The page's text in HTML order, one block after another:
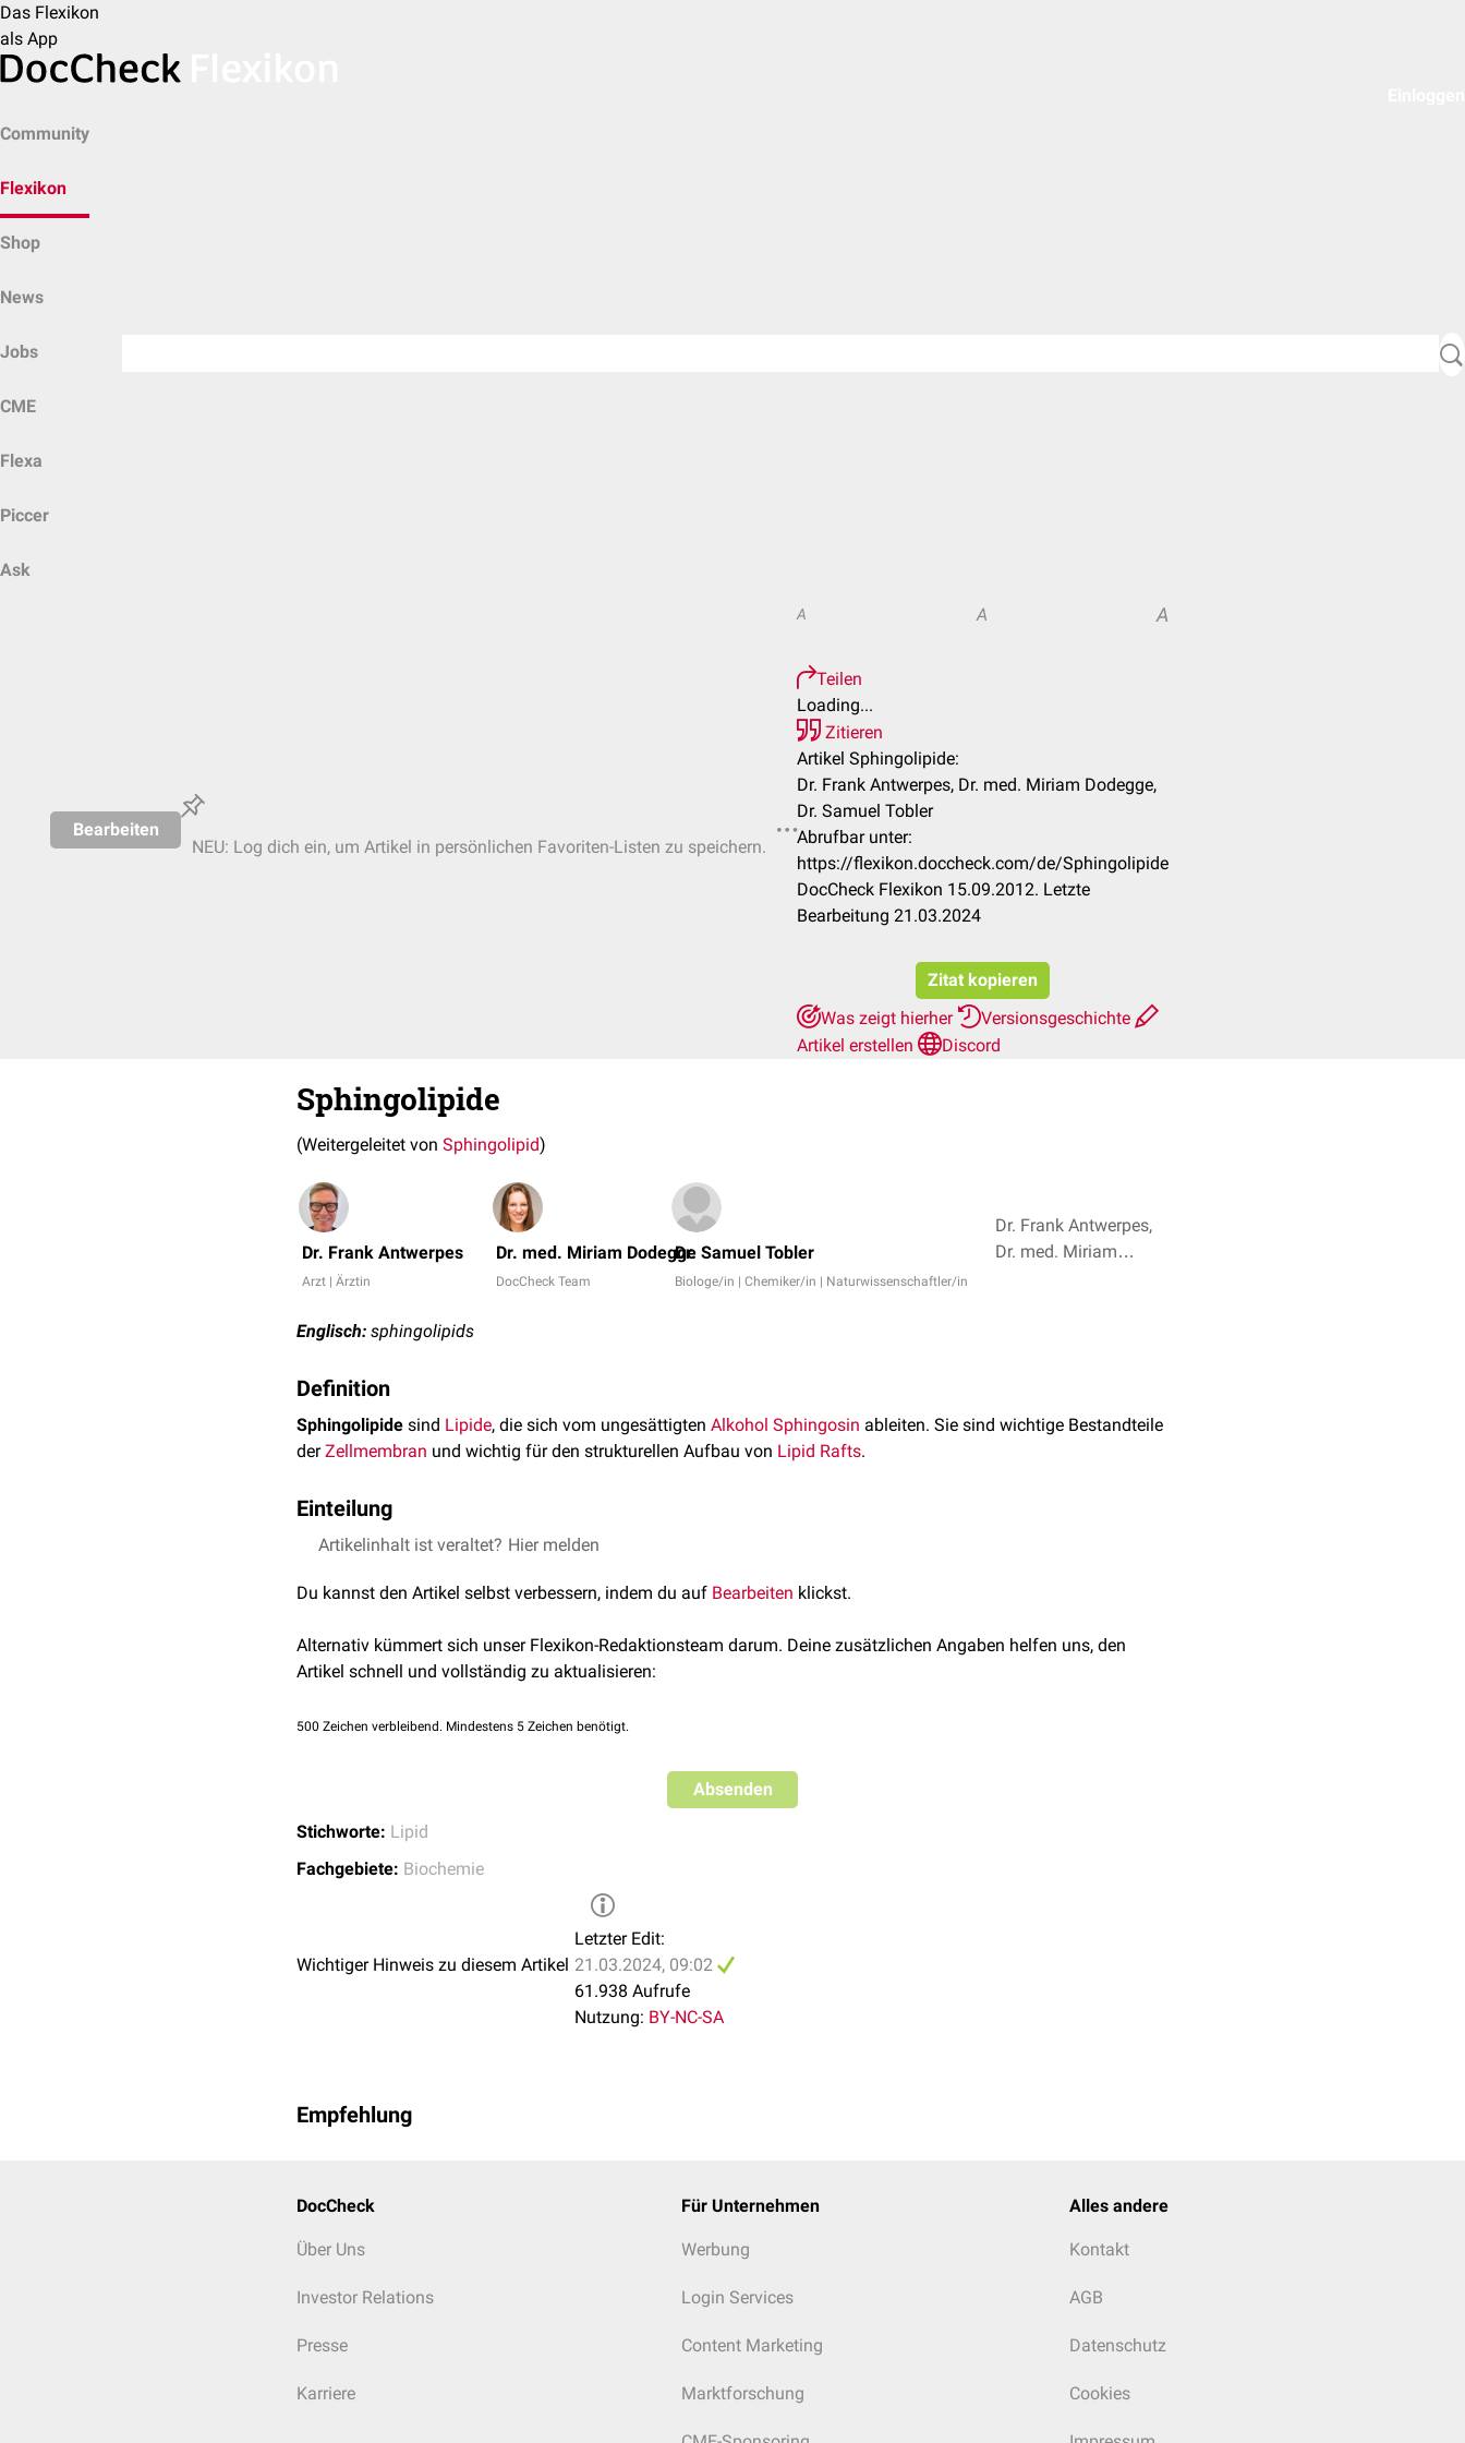
Das Flexikon
als App
Community
Flexikon
Shop
News
Jobs
CME
Flexa
Piccer
Ask
Bearbeiten
NEU: Log dich ein, um Artikel in persönlichen Favoriten-Listen zu speichern.
A A A
Teilen
Loading...
Zitieren
Artikel Sphingolipide:
Dr. Frank Antwerpes, Dr. med. Miriam Dodegge,
Dr. Samuel Tobler
Abrufbar unter:
https://flexikon.doccheck.com/de/Sphingolipide
DocCheck Flexikon 15.09.2012. Letzte
Bearbeitung 21.03.2024
Zitat kopieren
Was zeigt hierher
Versionsgeschichte
Artikel erstellen
Discord
Sphingolipide
(Weitergeleitet von Sphingolipid)
Dr. Frank Antwerpes
Arzt | Ärztin
Dr. med. Miriam Dodegge
DocCheck Team
Dr. Samuel Tobler
Biologe/in | Chemiker/in | Naturwissenschaftler/in
Dr. Frank Antwerpes,
Dr. med. Miriam
Englisch: sphingolipids
Definition
Sphingolipide sind Lipide, die sich vom ungesättigten Alkohol Sphingosin ableiten. Sie sind wichtige Bestandteile
derZellmembran und wichtig für den strukturellen Aufbau von Lipid Rafts.
Einteilung
Es gibt verschiedene Klassen von Sphingolipiden:
Ceramide
Komplexe Sphingolipide
Sphingomyeline
Artikelinhalt ist veraltet? Hier melden
Du kannst den Artikel selbst verbessern, indem du auf Bearbeiten klickst.
Alternativ kümmert sich unser Flexikon-Redaktionsteam darum. Deine zusätzlichen Angaben helfen uns, den
Artikel schnell und vollständig zu aktualisieren:
500 Zeichen verbleibend. Mindestens 5 Zeichen benötigt.
Absenden
Stichworte: Lipid
Fachgebiete: Biochemie
Wichtiger Hinweis zu diesem Artikel
Letzter Edit:
21.03.2024, 09:02
61.938 Aufrufe
Nutzung: BY-NC-SA
Empfehlung
DocCheck
Über Uns
Investor Relations
Presse
Karriere
Für Unternehmen
Werbung
Login Services
Content Marketing
Marktforschung
Alles andere
Kontakt
AGB
Datenschutz
Cookies